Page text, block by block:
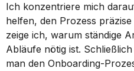
Ich konzentriere mich
helfen, den Prozess
zeige ich, warum ständige
Abläufe nötig ist.
man den Onboarding-